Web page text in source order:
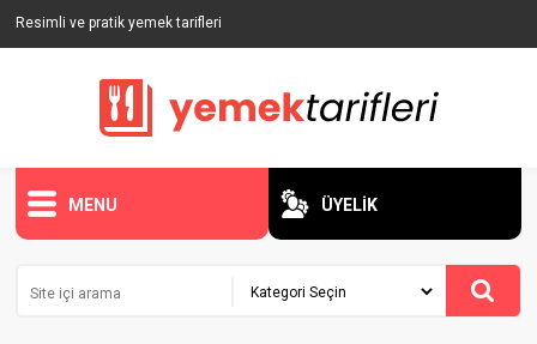
Resimli ve pratik yemek tarifleri
MENU ÜYELİK